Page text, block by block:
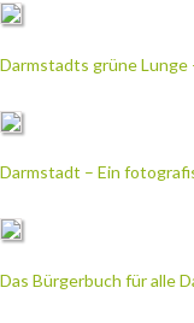
Darmstadts grüne Lunge
Darmstadt – Ein
Das Bürgerbuch für alle